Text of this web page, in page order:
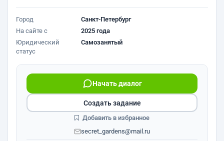
Город
Санкт-Петербург
На сайте с
2025 года
Юридический
статус
Самозанятый
Начать диалог
secret_gardens@mail.ru
Создать задание
Добавить в избранное